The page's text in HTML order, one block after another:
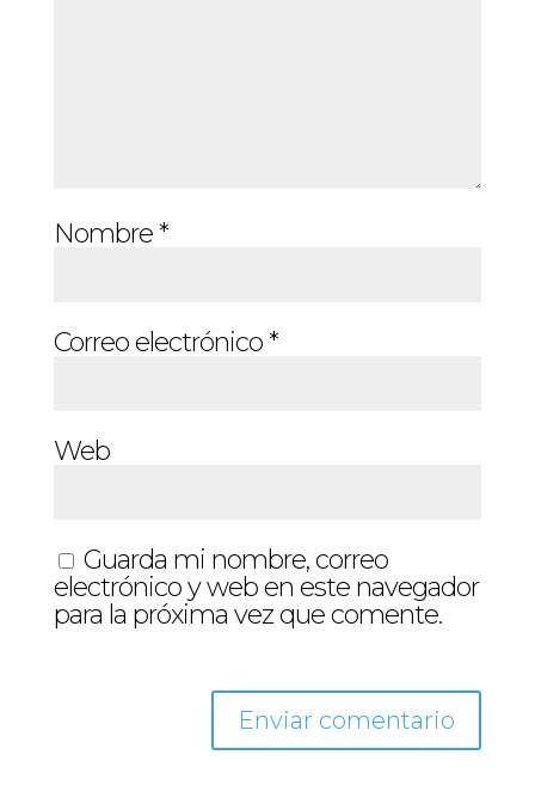
Nombre*
Correo electrónico*
Web
Guarda mi nombre, correo
electrónico y web en este navegador
para la próxima vez que comente.